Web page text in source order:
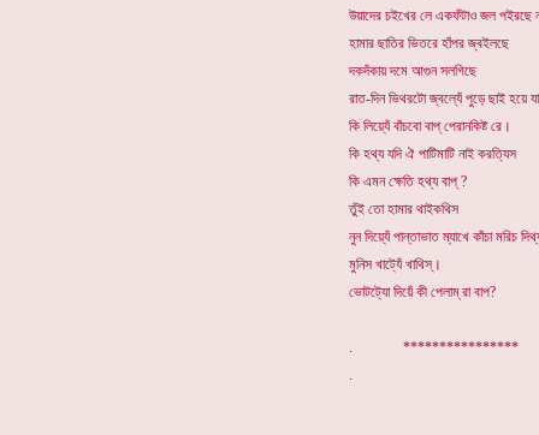
উয়াদের চইখের লে একফঁটাও জল পইরছে
হামার ছাতির ভিতরে হাঁপর জ্বইলছে
দকদঁকায় দমে আগুন সলগিছে
রাত-দিন ভিথরটো জ্বল্যেঁ পুড়ে ছাই হয়ে
কি লিয়্যেঁ বাঁচবো বাপ্ পেরানকিষ্ট রে।
কি হথ্য যদি ঐ পাটিমাটি নাই করত্যিস
কি এমন ক্ষেতি হথ্য বাপ্ ?
তুঁই তো হামার থাইকথিস
নুন দিয়্যেঁ পান্তাভাত ম্যাখে কাঁচা মরিচ
মুনিস খাট্যেঁ খাথিস্।
ভোটট্যো দিয়েঁ কী পেলাম্ রা বাপ?
.